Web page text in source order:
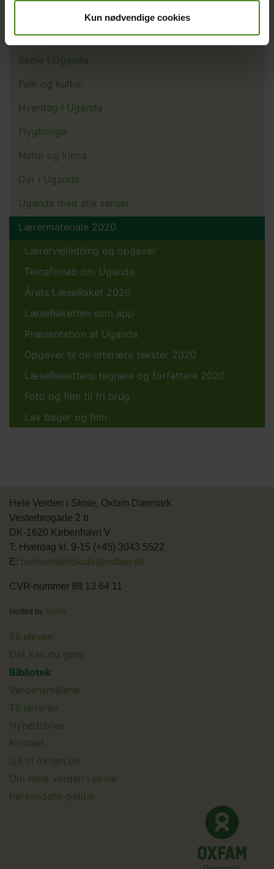
Kun nødvendige cookies
Fakta og historie
Skole i Uganda
Folk og kultur
Hverdag i Uganda
Flygtninge
Natur og klima
Dyr i Uganda
Uganda med alle sanser
Lærermateriale 2020
Lærervejledning og opgaver
Temaforløb om Uganda
Årets LæseRaket 2020
LæseRaketten som app
Præsentation af Uganda
Opgaver til de litterære tekster 2020
LæseRakettens tegnere og forfattere 2020
Foto og film til fri brug
Lav bøger og film
Hele Verden i Skole, Oxfam Danmark
Vesterbrogade 2 b
DK-1620 København V
T: Hverdag kl. 9-15 (+45) 3043 5522
E: heleverdeniskole@oxfam.dk
CVR-nummer 88 13 64 11
Hosted by Sentia
Main
menu
Til eleven
Det kan du gøre
Bibliotek
Verdensmålene
Til læreren
Main
Submenu
Nyhedsbrev
Kontakt
Gå til oxfam.dk
Om Hele verden i skole
Persondata-politik